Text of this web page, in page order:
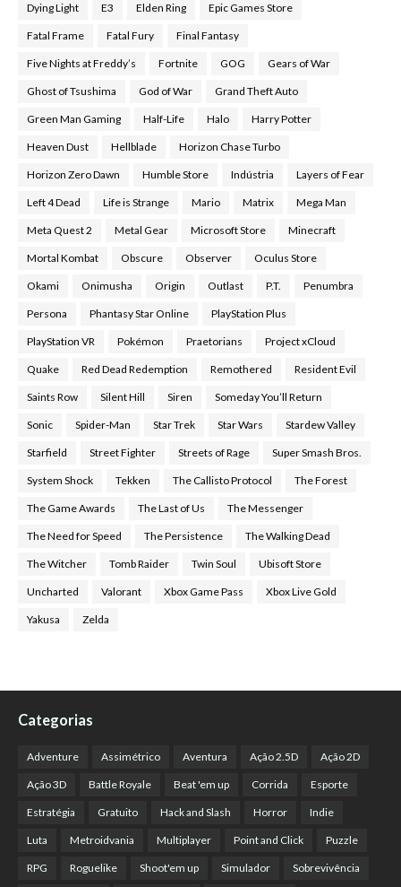
Dying Light E3 Elden Ring Epic Games Store
Fatal Frame Fatal Fury Final Fantasy
Five Nights at Freddy’s Fortnite GOG Gears of War
Ghost of Tsushima God of War Grand Theft Auto
Green Man Gaming Half-Life Halo Harry Potter
Heaven Dust Hellblade Horizon Chase Turbo
Horizon Zero Dawn Humble Store Indústria Layers of Fear
Left 4 Dead Life is Strange Mario Matrix Mega Man
Meta Quest 2 Metal Gear Microsoft Store Minecraft
Mortal Kombat Obscure Observer Oculus Store
Okami Onimusha Origin Outlast P.T. Penumbra
Persona Phantasy Star Online PlayStation Plus
PlayStation VR Pokémon Praetorians Project xCloud
Quake Red Dead Redemption Remothered Resident Evil
Saints Row Silent Hill Siren Someday You’ll Return
Sonic Spider-Man Star Trek Star Wars Stardew Valley
Starfield Street Fighter Streets of Rage Super Smash Bros.
System Shock Tekken The Callisto Protocol The Forest
The Game Awards The Last of Us The Messenger
The Need for Speed The Persistence The Walking Dead
The Witcher Tomb Raider Twin Soul Ubisoft Store
Uncharted Valorant Xbox Game Pass Xbox Live Gold
Yakusa Zelda
Categorias
Adventure Assimétrico Aventura Ação 2.5D Ação 2D
Ação 3D Battle Royale Beat 'em up Corrida Esporte
Estratégia Gratuito Hack and Slash Horror Indie
Luta Metroidvania Multiplayer Point and Click Puzzle
RPG Roguelike Shoot'em up Simulador Sobrevivência